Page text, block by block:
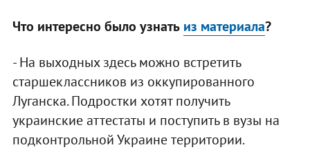
Что интересно было узнать из материала?
- На выходных здесь можно встретить
старшеклассников из оккупированного
Луганска. Подростки хотят получить
украинские аттестаты и поступить в вузы на
подконтрольной Украине территории.